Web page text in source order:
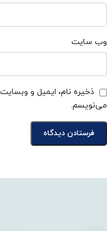
وب‌ سایت
ذخیره نام، ایمیل و
می‌نویسم.